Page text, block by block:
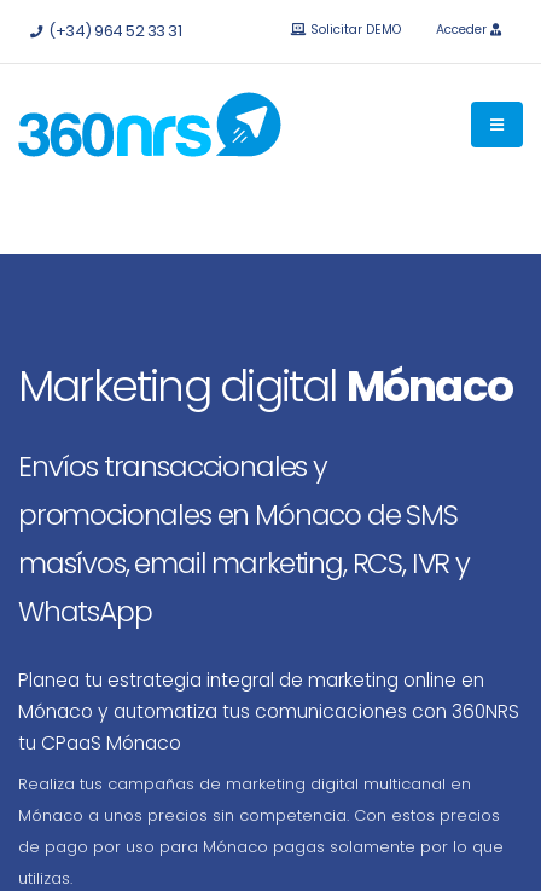
Pruébalo gratis sin compromiso. API e integraciones
(+34) 964 52 33 31 Solicitar DEMO Acceder
Marketing digital Mónaco
Envíos transaccionales y
promocionales en Mónaco de SMS
masívos, email marketing, RCS, IVR y
WhatsApp
Planea tu estrategia integral de marketing online en
Mónaco y automatiza tus comunicaciones con 360NRS
tu CPaaS Mónaco
Realiza tus campañas de marketing digital multicanal en
Mónaco a unos precios sin competencia. Con estos precios
de pago por uso para Mónaco pagas solamente por lo que
utilizas.